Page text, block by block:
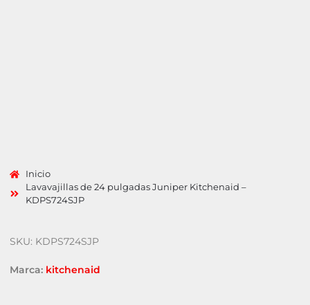
Inicio
Lavavajillas de 24 pulgadas Juniper Kitchenaid –
KDPS724SJP
SKU: KDPS724SJP
Marca: kitchenaid